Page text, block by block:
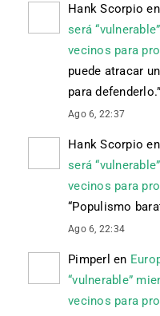
Hank Scorpio en
será
vecinos para
puede atracar
para defenderlo.”
Ago 6, 22:37
Hank Scorpio en
será
vecinos para
“Populismo
Ago 6, 22:34
Pimperl en
“vulnerable”
vecinos para